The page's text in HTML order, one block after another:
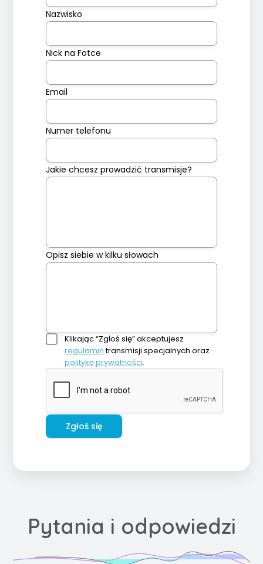
Nazwisko
Nick na Fotce
Email
Numer telefonu
Jakie chcesz prowadzić transmisje?
Opisz siebie w kilku słowach
Klikając “Zgłoś się” akceptujesz
regulamintransmisji specjalnych oraz
politykę prywatności.
Zgłoś się
Pytania i odpowiedzi